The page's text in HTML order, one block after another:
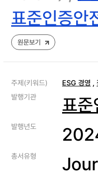
표준인증안
원문보기
주제(키워드) ESG 경영 ,
발행기관
표
발행년도
총서유형